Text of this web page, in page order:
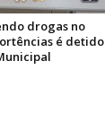
drogas no
é detido